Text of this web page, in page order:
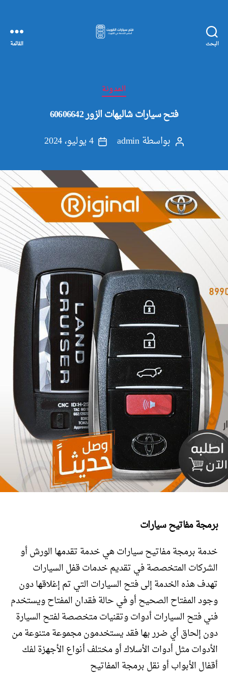
البحث
الكويت
القائمة
التصنيفاتالمدونة
فتح سيارات شاليهات الزور 60606642
كاتببواسطةadmin
تاريخ
4 يوليو، 2024
برمجة مفاتيح سيارات
خدمة برمجة مفاتيح سيارات هي خدمة تقدمها الورش أو
الشركات المتخصصة في تقديم خدمات قفل السيارات
تهدف هذه الخدمة إلى فتح السيارات التي تم إغلاقها دون
وجود المفتاح الصحيح أو في حالة فقدان المفتاح ويستخدم
فني فتح السيارات أدوات وتقنيات متخصصة لفتح السيارة
دون إلحاق أي ضرر بها فقد يستخدمون مجموعة متنوعة من
الأدوات مثل أدوات الأسلاك أو مختلف أنواع الأجهزة لفك
أقفال الأبواب أو نقل برمجة المفاتيح